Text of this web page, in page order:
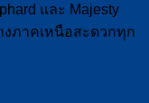
และ Majesty
งภาคเหนือสะดวกทุก